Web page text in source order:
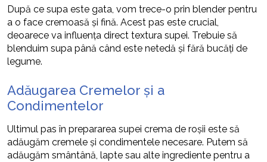
După ce supa este gata, vom trece-o prin blender pentru
a o face cremoasă și fină. Acest pas este crucial,
deoarece va influența direct textura supei. Trebuie să
blenduim supa până când este netedă și fără bucăți de
legume.
Adăugarea Cremelor și a
Condimentelor
Ultimul pas în prepararea supei crema de roșii este să
adăugăm cremele și condimentele necesare. Putem să
adăugăm smântână, lapte sau alte ingrediente pentru a